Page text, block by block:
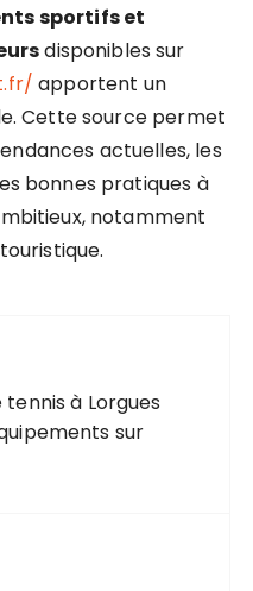
sportifs et
disponibles sur
apportent un
Cette source permet
actuelles, les
bonnes pratiques à
notamment
à Lorgues
sur